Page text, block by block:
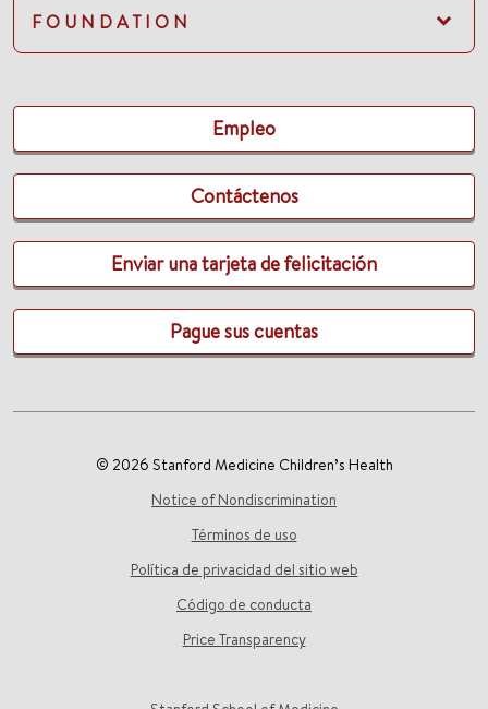
FOUNDATION
Empleo
Contáctenos
Enviar una tarjeta de felicitación
Pague sus cuentas
© 2026 Stanford Medicine Children’s Health
Notice of Nondiscrimination
Términos de uso
Política de privacidad del sitio web
Código de conducta
Price Transparency